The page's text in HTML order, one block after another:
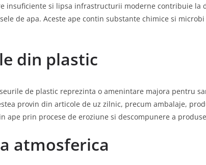
insuficiente si lipsa infrastructurii moderne contribuie la
de apa. Aceste ape contin substante chimice si
din plastic
de plastic reprezinta o amenintare majora pentru
provin din articole de uz zilnic, precum ambalaje,
ape prin procese de eroziune si descompunere a
atmosferica